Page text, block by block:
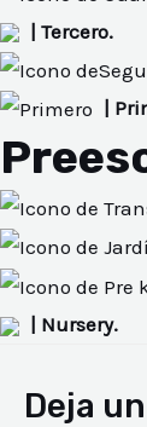
| Tercero.
|
| Nursery.
Deja